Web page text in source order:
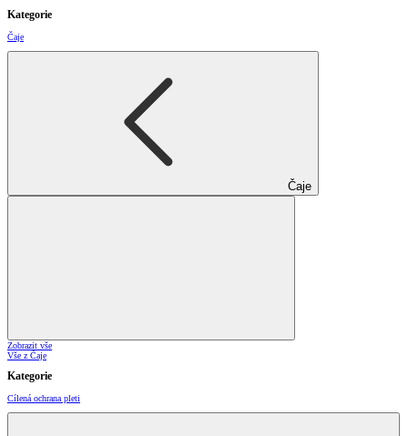
Kategorie
Čaje
Čaje
Zobrazit vše
Vše z Čaje
Kategorie
Cílená ochrana pleti